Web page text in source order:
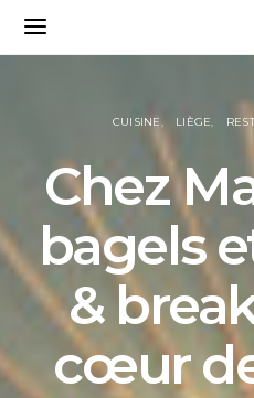
CUISINE LIÈGE
Chez
bagels
&
cœur